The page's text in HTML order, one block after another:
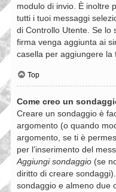
modulo di invio. È inoltre
tutti i tuoi messaggi
di Controllo Utente. Se lo
firma venga aggiunta ai
casella per aggiungere la
Top
Come creo un
Creare un sondaggio è
argomento (o quando
argomento, se ti è
per l’inserimento del
Aggiungi sondaggio (se
diritto di creare
sondaggio e almeno due